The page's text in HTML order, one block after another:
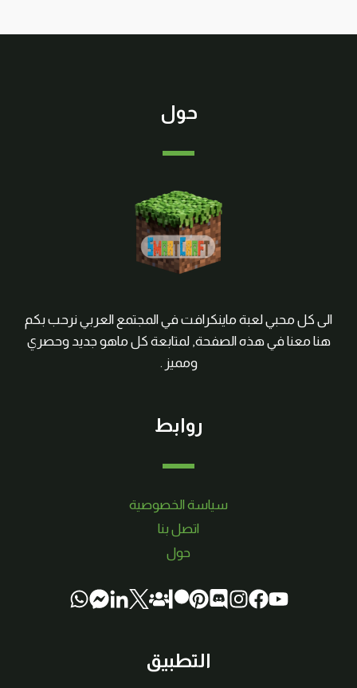
حول
الى كل محبي لعبة ماينكرافت في المجتمع العربي نرحب بكم
هنا معنا في هذه الصفحة, لمتابعة كل ماهو جديد وحصري
ومميز .
روابط
سياسة الخصوصية
اتصل بنا
حول
التطبيق